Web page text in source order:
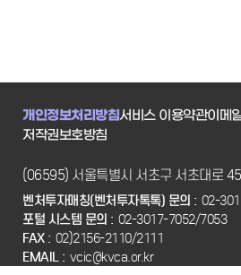
개인정보처리방침서비스 이용약관이메
저작권보호방침
(06595) 서울특별시 서초구 서초대로
벤처투자매칭(벤처투자톡톡) 문의 : 02-
포털 시스템 문의 : 02-3017-7052/7053
FAX : 02)2156-2110/2111
EMAIL : vcic@kvca.or.kr